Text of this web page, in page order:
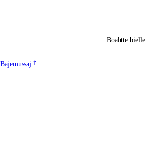
Boahtte bielle
Bajemussaj